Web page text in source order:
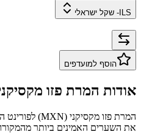
ILS
- שקל ישראלי
הוסף למועדפים
אודות המרת פזו
המרת פזו מקסיקני (
MXN) לפורינט
את השערים האמינים ביותר